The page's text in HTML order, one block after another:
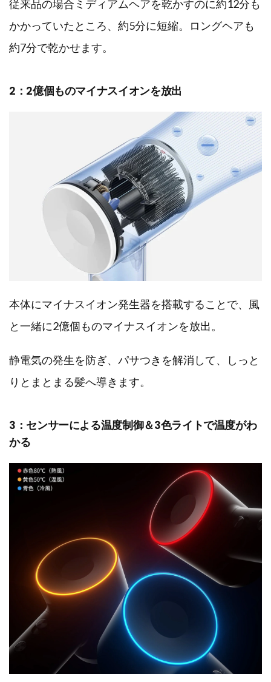
従来品の場合ミディアムヘアを乾かすのに約12分も
かかっていたところ、約5分に短縮。ロングヘアも
約7分で乾かせます。
2：2億個ものマイナスイオンを放出
本体にマイナスイオン発生器を搭載することで、風
と一緒に2億個ものマイナスイオンを放出。
静電気の発生を防ぎ、パサつきを解消して、しっと
りとまとまる髪へ導きます。
3：センサーによる温度制御＆3色ライトで温度がわ
かる